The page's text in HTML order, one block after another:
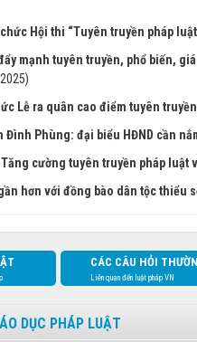
Hội thi “Tuyên truyền pháp
mạnh tuyên truyền, phổ biến,
Lễ ra quân cao điểm tuyên
Đình Phùng: đại biểu HĐND cần
cường tuyên truyền pháp
hơn với đồng bào dân tộc thiểu
CÁC CÂU HỎI
Liên quan đến luật pháp VN
DỤC PHÁP LUẬT